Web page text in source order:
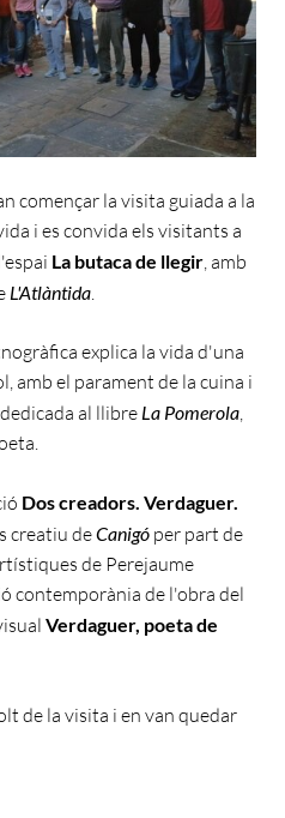
començar la visita guiada a la
i es convida els visitants a
La butaca de llegir, amb
L'Atlàntida.
explica la vida d'una
amb el parament de la cuina i
al llibre La Pomerola,
Dos creadors. Verdaguer.
creatiu deCanigó per part de
de Perejaume
contemporània de l'obra del
Verdaguer, poeta de
de la visita i en van quedar